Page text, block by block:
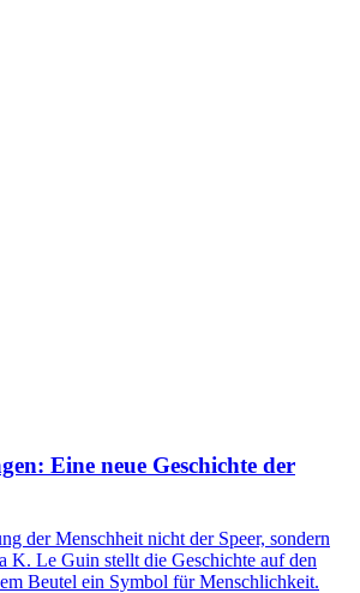
Eine neue Geschichte der
der Menschheit nicht der Speer, sondern
K. Le Guin stellt die Geschichte auf den
Beutel ein Symbol für Menschlichkeit.